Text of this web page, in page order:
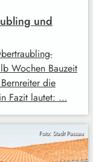
und
Wochen Bauzeit
die
Fazit lautet: …
Foto: Stadt Passau